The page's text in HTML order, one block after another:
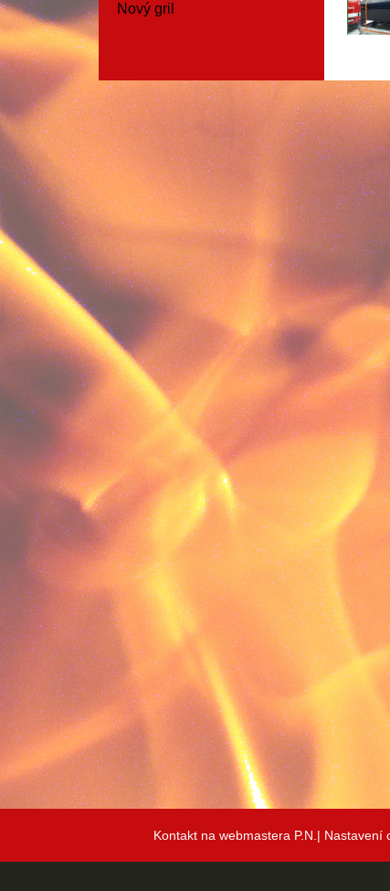
Nový gril
Kontakt na webmastera P.N.| Nastavení